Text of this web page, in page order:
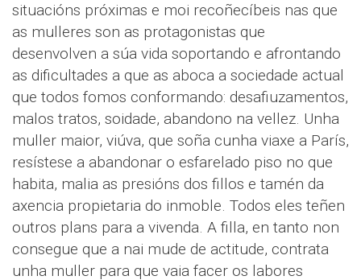
situacións próximas e moi recoñecíbeis nas que
as mulleres son as protagonistas que
desenvolven a súa vida soportando e afrontando
as dificultades a que as aboca a sociedade actual
que todos fomos conformando: desafiuzamentos,
malos tratos, soidade, abandono na vellez. Unha
muller maior, viúva, que soña cunha viaxe a París,
resístese a abandonar o esfarelado piso no que
habita, malia as presións dos fillos e tamén da
axencia propietaria do inmoble. Todos eles teñen
outros plans para a vivenda. A filla, en tanto non
consegue que a nai mude de actitude, contrata
unha muller para que vaia facer os labores